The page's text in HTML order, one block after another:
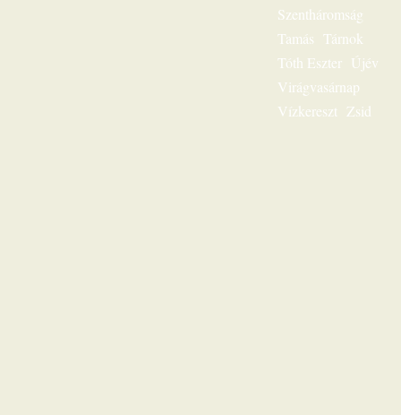
Szentháromság
Tamás Tárnok
Tóth Eszter Újév
Virágvasárnap
Vízkereszt Zsid